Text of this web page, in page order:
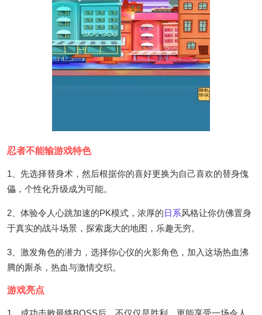
忍者不能输游戏特色
1、先选择替身术，然后根据你的喜好更换为自己喜欢的替身傀
儡，个性化升级成为可能。
2、体验令人心跳加速的PK模式，浓厚的日系风格让你仿佛置身
于真实的战斗场景，探索庞大的地图，乐趣无穷。
3、激发角色的潜力，选择你心仪的火影角色，加入这场热血沸
腾的厮杀，热血与激情交织。
游戏亮点
1、成功击败最终BOSS后，不仅仅是胜利，更能享受一场令人